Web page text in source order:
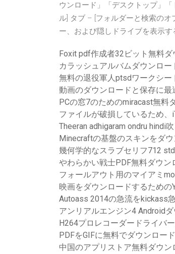
ウンロード」「デスクトップ」
ル] タブ – [フォルダーと検索の
ー、および隠しドライブを表示す
Foxit pdf作成者32ビット無料ダ
カラッシュアルバムダウンロー
無料の退役軍人ptsdワークシー
動画のダウンロードと保存に最
PCの窓7のためのmiracast無料
ファイルが破損しているため
Theeran adhigaram ondru hindi
Minecraftの基盤のスキンをダ
幾何学的なスラブセリフ712
やわらかい戦士PDF無料ダウン
フォールアウト用のマイアミ
映画をダウンロードするための
Autoass 2014の急流をkickass
アンリアルエンジン4 Android
H264プロレコーダードライバ
PDFをGIFに無料でダウンロー
中国のアプリストア無料ダウン